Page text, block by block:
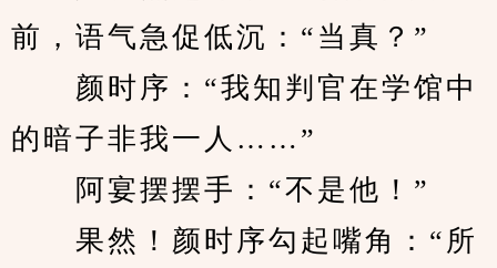
前，语气急促低沉：“当真？”
颜时序：“我知判官在学馆中
的暗子非我一人……”
阿宴摆摆手：“不是他！”
果然！颜时序勾起嘴角：“所